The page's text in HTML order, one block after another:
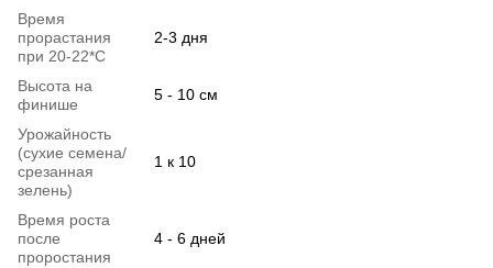
Время
прорастания
при 20-22*C
2-3 дня
Высота на
финише
5 - 10 см
Урожайность
(сухие семена/
срезанная
зелень)
1 к 10
Время роста
после
проростания
4 - 6 дней